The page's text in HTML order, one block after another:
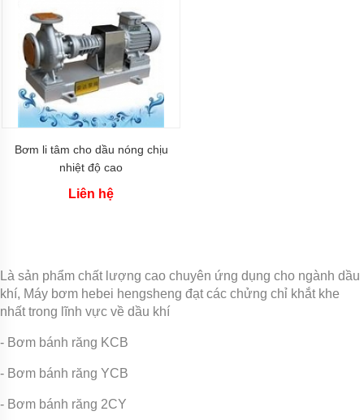
TÂM
BƠM
MÀNG
KHÍ
NÉN
Bơm
lỏng,
RY
Bơm
hóa
hóa
điện
24v
Bơm li tâm cho dầu nóng chịu
nhiệt độ cao
Liên hệ
Là sản phẩm chất lượng cao chuyên ứng dụng cho ngành dầu
khí, Máy bơm hebei hengsheng đạt các chửng chỉ khắt khe
nhất trong lĩnh vực về dầu khí
- Bơm bánh răng KCB
- Bơm bánh răng YCB
- Bơm bánh răng 2CY